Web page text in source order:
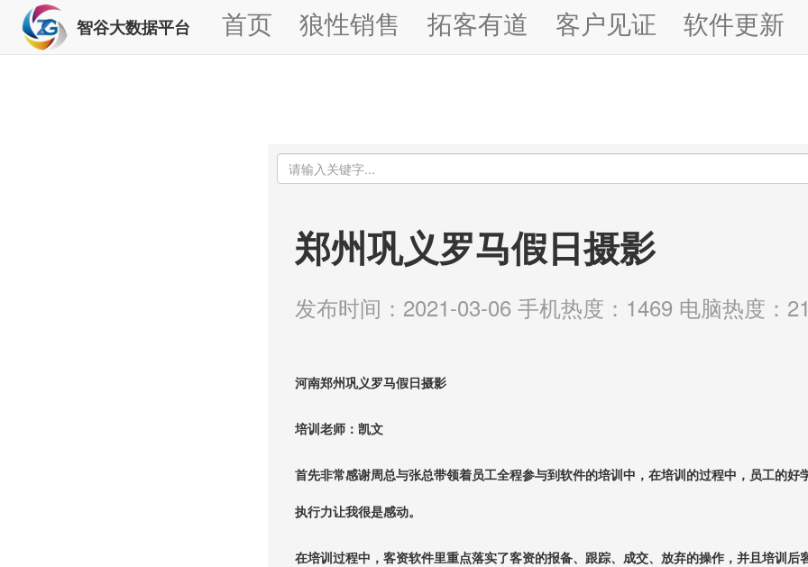
智谷大数据平台 首页 狼性销售 拓客有道 客户见证 软件更新
郑州巩义罗马假日摄影
发布时间：2021-03-06 手机热度：1469 电脑热度：
河南郑州巩义罗马假日摄影
培训老师：凯文
首先非常感谢周总与张总带领着员工全程参与到软件的培训中，在培训的过程中，员工的好
执行力让我很是感动。
在培训过程中，客资软件里重点落实了客资的报备、跟踪、成交、放弃的操作，并且培训后